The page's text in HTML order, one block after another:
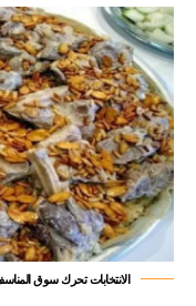
الانتخابات تحرك سوق